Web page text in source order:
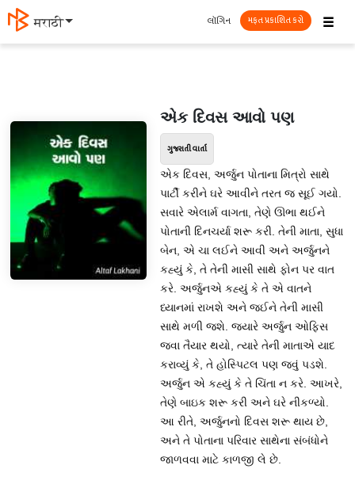
मराठी ☰
લૉગિન મફત પ્રકાશિત કરો
એક દિવસ આવો પણ
ગુજરાતી વાર્તા
એક દિવસ, અર્જુન પોતાના મિત્રો સાથે
પાર્ટી કરીને ઘરે આવીને તરત જ સૂઈ ગયો.
સવારે એલાર્મ વાગતા, તેણે ઊભા થઈને
પોતાની દિનચર્યા શરૂ કરી. તેની માતા, સુધા
બેન, એ ચા લઈને આવી અને અર્જુનને
કહ્યું કે, તે તેની માસી સાથે ફોન પર વાત
કરે. અર્જુનએ કહ્યું કે તે એ વાતને
ધ્યાનમાં રાખશે અને જઈને તેની માસી
સાથે મળી જશે. જ્યારે અર્જુન ઓફિસ
જવા તૈયાર થયો, ત્યારે તેની માતાએ યાદ
કરાવ્યું કે, તે હોસ્પિટલ પણ જવું પડશે.
અર્જુન એ કહ્યું કે તે ચિંતા ન કરે. આખરે,
તેણે બાઇક શરૂ કરી અને ઘરે નીકળ્યો.
આ રીતે, અર્જુનનો દિવસ શરૂ થાય છે,
અને તે પોતાના પરિવાર સાથેના સંબંધોને
જાળવવા માટે કાળજી લે છે.